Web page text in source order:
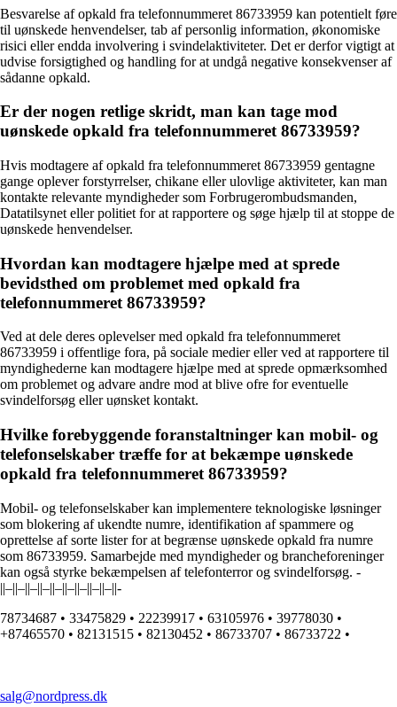
Besvarelse af opkald fra telefonnummeret 86733959 kan potentielt føre
til uønskede henvendelser, tab af personlig information, økonomiske
risici eller endda involvering i svindelaktiviteter. Det er derfor vigtigt at
udvise forsigtighed og handling for at undgå negative konsekvenser af
sådanne opkald.
Er der nogen retlige skridt, man kan tage mod
uønskede opkald fra telefonnummeret 86733959?
Hvis modtagere af opkald fra telefonnummeret 86733959 gentagne
gange oplever forstyrrelser, chikane eller ulovlige aktiviteter, kan man
kontakte relevante myndigheder som Forbrugerombudsmanden,
Datatilsynet eller politiet for at rapportere og søge hjælp til at stoppe de
uønskede henvendelser.
Hvordan kan modtagere hjælpe med at sprede
bevidsthed om problemet med opkald fra
telefonnummeret 86733959?
Ved at dele deres oplevelser med opkald fra telefonnummeret
86733959 i offentlige fora, på sociale medier eller ved at rapportere til
myndighederne kan modtagere hjælpe med at sprede opmærksomhed
om problemet og advare andre mod at blive ofre for eventuelle
svindelforsøg eller uønsket kontakt.
Hvilke forebyggende foranstaltninger kan mobil- og
telefonselskaber træffe for at bekæmpe uønskede
opkald fra telefonnummeret 86733959?
Mobil- og telefonselskaber kan implementere teknologiske løsninger
som blokering af ukendte numre, identifikation af spammere og
oprettelse af sorte lister for at begrænse uønskede opkald fra numre
som 86733959. Samarbejde med myndigheder og brancheforeninger
kan også styrke bekæmpelsen af telefonterror og svindelforsøg. -
||–||–||–||–||–||–||–||–||–||-
78734687 • 33475829 • 22239917 • 63105976 • 39778030 •
+87465570 • 82131515 • 82130452 • 86733707 • 86733722 •
salg@nordpress.dk